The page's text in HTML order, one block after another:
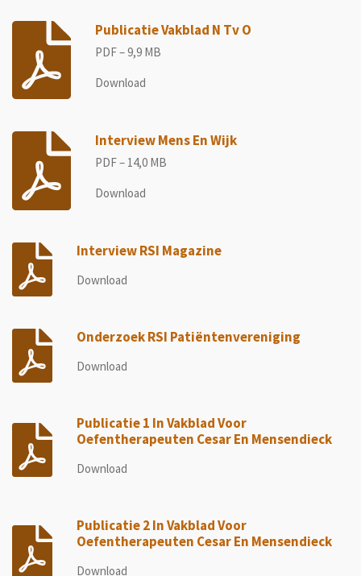
Publicatie Vakblad N Tv O
PDF – 9,9 MB
Download
Interview Mens En Wijk
PDF – 14,0 MB
Download
Interview RSI Magazine
Download
Onderzoek RSI Patiëntenvereniging
Download
Publicatie 1 In Vakblad Voor
Oefentherapeuten Cesar En Mensendieck
Download
Publicatie 2 In Vakblad Voor
Oefentherapeuten Cesar En Mensendieck
Download